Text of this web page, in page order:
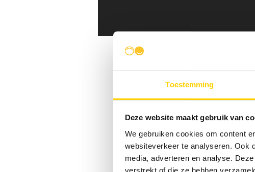
Toestemming
Deze website maakt gebruik van
We gebruiken cookies om content
websiteverkeer te analyseren. Ook
media, adverteren en analyse.
verstrekt of die ze hebben